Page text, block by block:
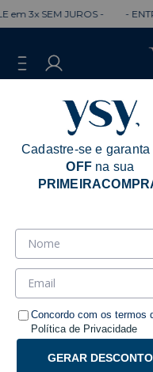
3x SEM JUROS - -
Esgotado
Cadastre-se e garanta
OFF na sua
Concordo com os termos
Política de Privacidade
GERAR DESCONTO